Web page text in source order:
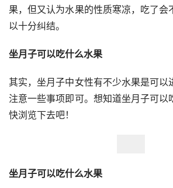
果，但又认为水果的性质寒凉，吃了会
以十分纠结。
坐月子可以吃什么水果
其实，坐月子中女性有不少水果是可以
注意一些事项即可。想知道坐月子可以
快浏览下去吧！
坐月子可以吃什么水果